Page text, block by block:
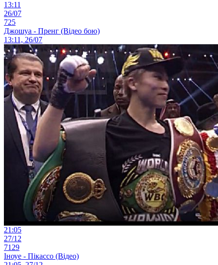
13:11
26/07
725
Джошуа - Пренг (Відео бою)
13:11, 26/07
21:05
27/12
7129
Іноуе - Пікассо (Відео)